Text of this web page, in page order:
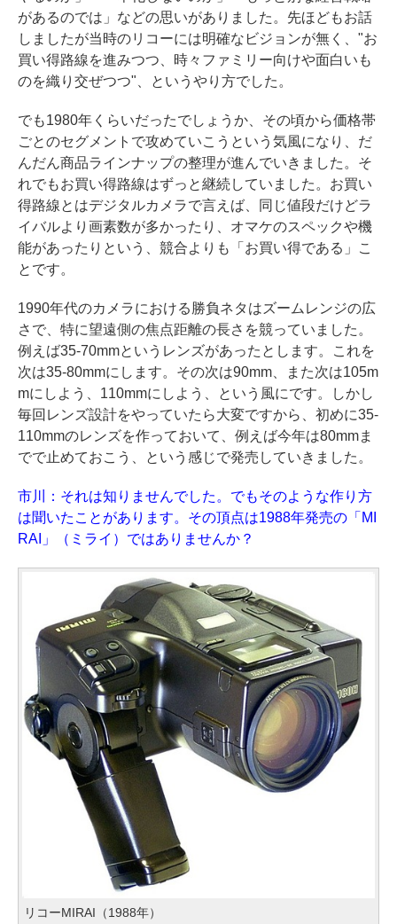
があるのでは」などの思いがありました。先ほどもお話
しましたが当時のリコーには明確なビジョンが無く、"お
買い得路線を進みつつ、時々ファミリー向けや面白いも
のを織り交ぜつつ"、というやり方でした。
でも1980年くらいだったでしょうか、その頃から価格帯
ごとのセグメントで攻めていこうという気風になり、だ
んだん商品ラインナップの整理が進んでいきました。そ
れでもお買い得路線はずっと継続していました。お買い
得路線とはデジタルカメラで言えば、同じ値段だけどラ
イバルより画素数が多かったり、オマケのスペックや機
能があったりという、競合よりも「お買い得である」こ
とです。
1990年代のカメラにおける勝負ネタはズームレンジの広
さで、特に望遠側の焦点距離の長さを競っていました。
例えば35-70mmというレンズがあったとします。これを
次は35-80mmにします。その次は90mm、また次は105m
mにしよう、110mmにしよう、という風にです。しかし
毎回レンズ設計をやっていたら大変ですから、初めに35-
110mmのレンズを作っておいて、例えば今年は80mmま
でで止めておこう、という感じで発売していきました。
市川：それは知りませんでした。でもそのような作り方
は聞いたことがあります。その頂点は1988年発売の「MI
RAI」（ミライ）ではありませんか？
リコーMIRAI（1988年）